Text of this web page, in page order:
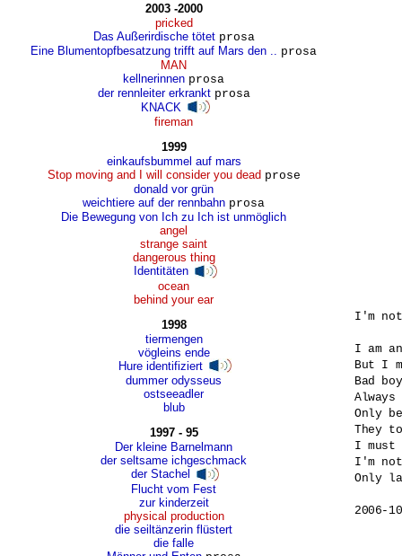
2003 -2000
pricked
Das Außerirdische tötet prosa
Eine Blumentopfbesatzung trifft auf Mars den ..
prosa
MAN
kellnerinnen prosa
der rennleiter erkrankt prosa
KNACK
fireman
1999
einkaufsbummel auf mars
Stop moving and I will consider you dead prose
donald vor grün
weichtiere auf der rennbahn prosa
Die Bewegung von Ich zu Ich ist unmöglich
angel
strange saint
dangerous thing
Identitäten
ocean
behind your ear
1998
tiermengen
vögleins ende
Hure identifiziert
dummer odysseus
ostseeadler
blub
1997 - 95
Der kleine Barnelmann
der seltsame ichgeschmack
der Stachel
Flucht vom Fest
zur kinderzeit
physical production
die seiltänzerin flüstert
die falle
I'm
I am
But I
Bad
Only
They
I must
I'm not
Only
2006-